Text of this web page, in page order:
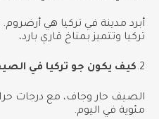
أبرد مدينة في تركيا هي
تركيا وتتميز بمناخ قاري بارد،
2. كيف يكون جو تركيا في
مئوية في اليوم.